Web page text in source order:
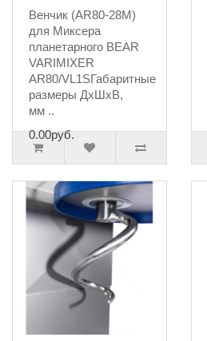
Венчик (AR80-28M)
для Миксера
планетарного BEAR
VARIMIXER
AR80/VL1SГабаритные
размеры ДхШхВ,
мм ..
0.00руб.